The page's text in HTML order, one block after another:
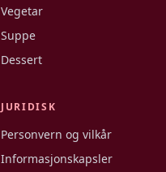
Vegetar
Suppe
Dessert
JURIDISK
Personvern og vilkår
Informasjonskapsler